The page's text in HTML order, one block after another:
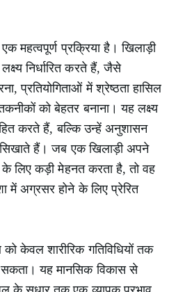
महत्वपूर्ण प्रक्रिया है। खिलाड़ी
निर्धारित करते हैं, जैसे
प्रतियोगिताओं में श्रेष्ठता हासिल
को बेहतर बनाना। यह लक्ष्य
करते हैं, बल्कि उन्हें अनुशासन
हैं। जब एक खिलाड़ी अपने
के लिए कड़ी मेहनत करता है, तो वह
में अग्रसर होने के लिए प्रेरित
केवल शारीरिक गतिविधियों तक
सकता। यह मानसिक विकास से